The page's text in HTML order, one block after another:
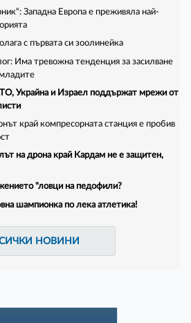
Западна Европа е преживяла най-
с първата си зоолинейка
Има тревожна тенденция за засилване
Украйна и Израел поддържат мрежи от
край компресорната станция е пробив
на дрона край Кардам не е защитен,
"ловци на педофили?
шампионка по лека атлетика!
НОВИНИ